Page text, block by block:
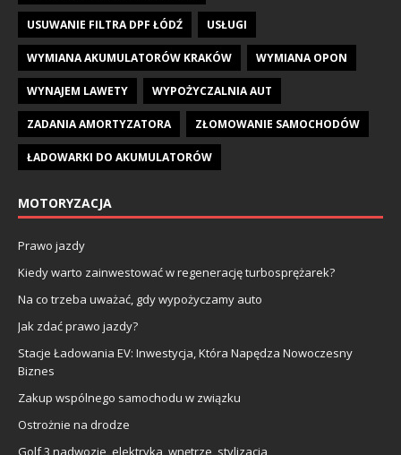
USUWANIE FILTRA DPF ŁÓDŹ USŁUGI
WYMIANA AKUMULATORÓW KRAKÓW WYMIANA OPON
WYNAJEM LAWETY WYPOŻYCZALNIA AUT
ZADANIA AMORTYZATORA ZŁOMOWANIE SAMOCHODÓW
ŁADOWARKI DO AKUMULATORÓW
MOTORYZACJA
Prawo jazdy
Kiedy warto zainwestować w regenerację turbosprężarek?
Na co trzeba uważać, gdy wypożyczamy auto
Jak zdać prawo jazdy?
Stacje Ładowania EV: Inwestycja, Która Napędza Nowoczesny
Biznes
Zakup wspólnego samochodu w związku
Ostrożnie na drodze
Golf 3 nadwozie, elektryka, wnętrze, stylizacja